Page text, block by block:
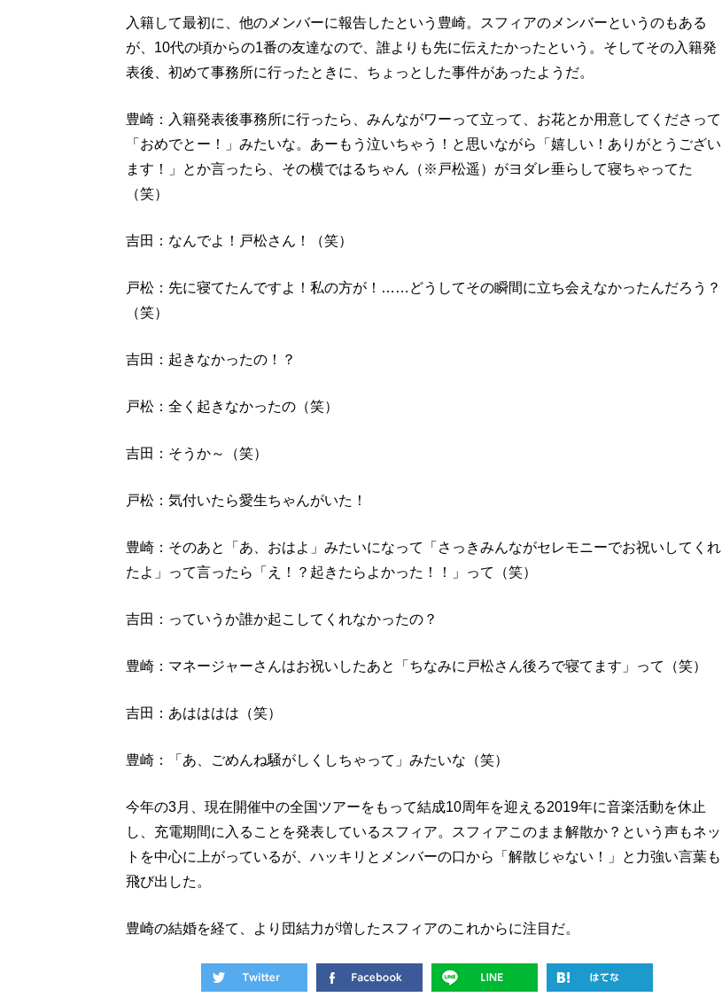
入籍して最初に、他のメンバーに報告したという豊崎。スフィアのメンバーというのもある
が、10代の頃からの1番の友達なので、誰よりも先に伝えたかったという。そしてその入籍発
表後、初めて事務所に行ったときに、ちょっとした事件があったようだ。
豊崎：入籍発表後事務所に行ったら、みんながワーって立って、お花とか用意してくださって
「おめでとー！」みたいな。あーもう泣いちゃう！と思いながら「嬉しい！ありがとうござい
ます！」とか言ったら、その横ではるちゃん（※戸松遥）がヨダレ垂らして寝ちゃってた
（笑）
吉田：なんでよ！戸松さん！（笑）
戸松：先に寝てたんですよ！私の方が！……どうしてその瞬間に立ち会えなかったんだろう？
（笑）
吉田：起きなかったの！？
戸松：全く起きなかったの（笑）
吉田：そうか～（笑）
戸松：気付いたら愛生ちゃんがいた！
豊崎：そのあと「あ、おはよ」みたいになって「さっきみんながセレモニーでお祝いしてくれ
たよ」って言ったら「え！？起きたらよかった！！」って（笑）
吉田：っていうか誰か起こしてくれなかったの？
豊崎：マネージャーさんはお祝いしたあと「ちなみに戸松さん後ろで寝てます」って（笑）
吉田：あはははは（笑）
豊崎：「あ、ごめんね騒がしくしちゃって」みたいな（笑）
今年の3月、現在開催中の全国ツアーをもって結成10周年を迎える2019年に音楽活動を休止
し、充電期間に入ることを発表しているスフィア。スフィアこのまま解散か？という声もネッ
トを中心に上がっているが、ハッキリとメンバーの口から「解散じゃない！」と力強い言葉も
飛び出した。
豊崎の結婚を経て、より団結力が増したスフィアのこれからに注目だ。